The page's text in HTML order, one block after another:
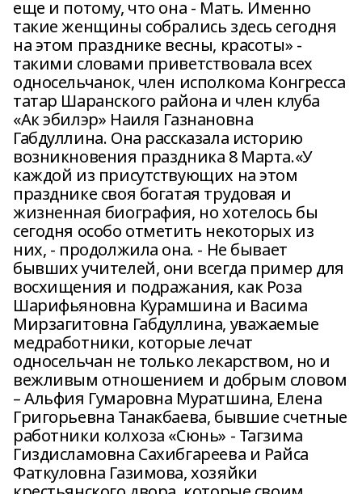
еще и потому, что она - Мать. Именно
такие женщины собрались здесь сегодня
на этом празднике весны, красоты» -
такими словами приветствовала всех
односельчанок, член исполкома Конгресса
татар Шаранского района и член клуба
«Ак эбилэр» Наиля Газнановна
Габдуллина. Она рассказала историю
возникновения праздника 8 Марта.«У
каждой из присутствующих на этом
празднике своя богатая трудовая и
жизненная биография, но хотелось бы
сегодня особо отметить некоторых из
них, - продолжила она. - Не бывает
бывших учителей, они всегда пример для
восхищения и подражания, как Роза
Шарифьяновна Курамшина и Васима
Мирзагитовна Габдуллина, уважаемые
медработники, которые лечат
односельчан не только лекарством, но и
вежливым отношением и добрым словом
– Альфия Гумаровна Муратшина, Елена
Григорьевна Танакбаева, бывшие счетные
работники колхоза «Сюнь» - Тагзима
Гиздисламовна Сахибгареева и Райса
Фаткуловна Газимова, хозяйки